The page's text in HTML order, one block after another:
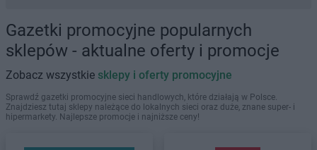
Gazetki promocyjne popularnych
sklepów - aktualne oferty i promocje
Zobacz wszystkie sklepy i oferty promocyjne
Sprawdź gazetki promocyjne sieci handlowych, które działają w Polsce.
Znajdziesz tutaj sklepy należące do lokalnych sieci oraz duże, znane super- i
hipermarkety. Najlepsze promocje i najniższe ceny!